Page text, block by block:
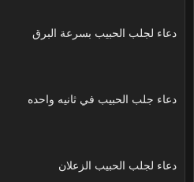
دعاء لجلب الحبيب بسرعة البرق
دعاء جلب الحبيب في ثانيه واحده
دعاء لجلب الحبيب الزعلان